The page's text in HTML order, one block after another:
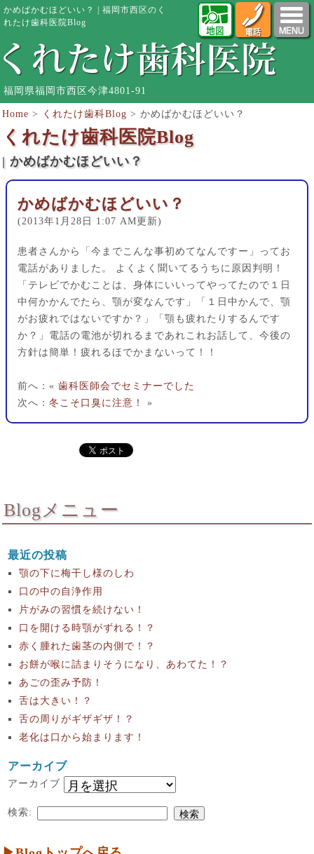
かめばかむほどいい？ | 福岡市西区のく
れたけ歯科医院Blog
福岡県福岡市西区今津4801-91
Home > くれたけ歯科Blog > かめばかむほどいい？
くれたけ歯科医院Blog
| かめばかむほどいい？
かめばかむほどいい？
(2013年1月28日 1:07 AM更新)
患者さんから「今までこんな事初めてなんですー」ってお
電話がありました。 よくよく聞いてるうちに原因判明！
「テレビでかむことは、身体にいいってやってたので１日
中何かかんでたら、顎が変なんです」「１日中かんで、顎
がお疲れではないですか？」「顎も疲れたりするんです
か？」電話の電池が切れるまであれこれお話して、今後の
方針は簡単！疲れるほでかまないって！！
前へ：« 歯科医師会でセミナーでした
次へ： 冬こそ口臭に注意！ »
Blogメニュー
最近の投稿
顎の下に梅干し様のしわ
口の中の自浄作用
片がみの習慣を続けない！
口を開ける時顎がずれる！？
赤く腫れた歯茎の内側で！？
お餅が喉に詰まりそうになり、あわてた！？
あごの歪み予防！
舌は大きい！？
舌の周りがギザギザ！？
老化は口から始まります！
アーカイブ
アーカイブ
検索: